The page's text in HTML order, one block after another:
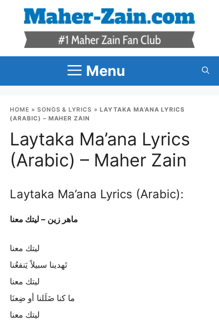
content
Menu
HOME » SONGS & LYRICS »LAYTAKA MA’ANA LYRICS
(ARABIC) – MAHER ZAIN
Laytaka Ma’ana Lyrics
(Arabic) – Maher Zain
Laytaka Ma’ana Lyrics (Arabic):
ماهر زين – ليتك معنا
ليتك معنا
تَهدينا سبيلاً يَنفعُنا
ليتك معنا
ما كنا ضَلَلنا أو ضِعنَا
ليتك معنا